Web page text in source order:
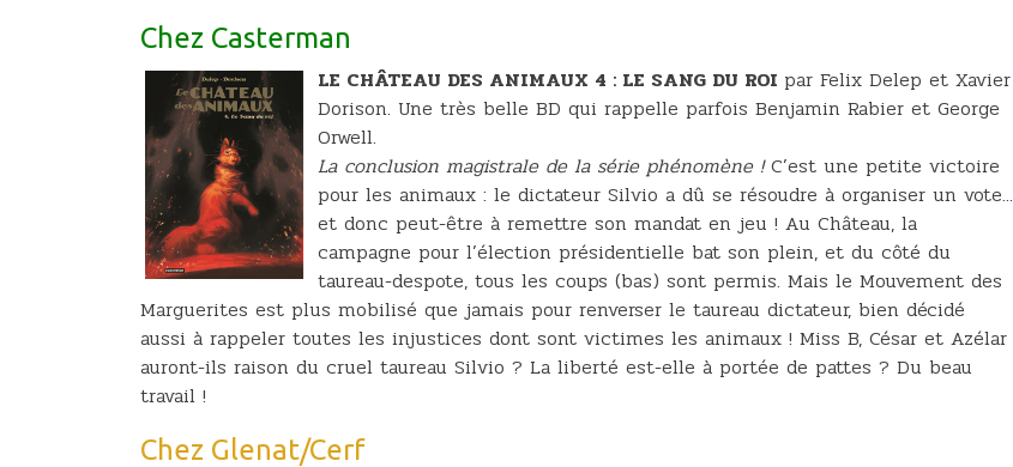
Chez Casterman
LE CHÂTEAU DES ANIMAUX 4 : LE SANG DU ROI par Felix Delep et Xavier
Dorison. Une très belle BD qui rappelle parfois Benjamin Rabier et George
Orwell.
La conclusion magistrale de la série phénomène !C’est une petite victoire
pour les animaux : le dictateur Silvio a dû se résoudre à organiser un vote...
et donc peut-être à remettre son mandat en jeu ! Au Château, la
campagne pour l’élection présidentielle bat son plein, et du côté du
taureau-despote, tous les coups (bas) sont permis. Mais le Mouvement des
Marguerites est plus mobilisé que jamais pour renverser le taureau dictateur, bien décidé
aussi à rappeler toutes les injustices dont sont victimes les animaux ! Miss B, César et Azélar
auront-ils raison du cruel taureau Silvio ? La liberté est-elle à portée de pattes ? Du beau
travail !
Chez Glenat/Cerf